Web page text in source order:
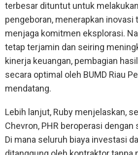
terbesar dituntut untuk
pengeboran, menerapkan inovasi
menjaga komitmen eksplorasi.
tetap terjamin dan seiring
kinerja keuangan, pembagian
secara optimal oleh BUMD Riau
mendatang.
Lebih lanjut, Ruby menjelaskan,
Chevron, PHR beroperasi
Di mana seluruh biaya investasi